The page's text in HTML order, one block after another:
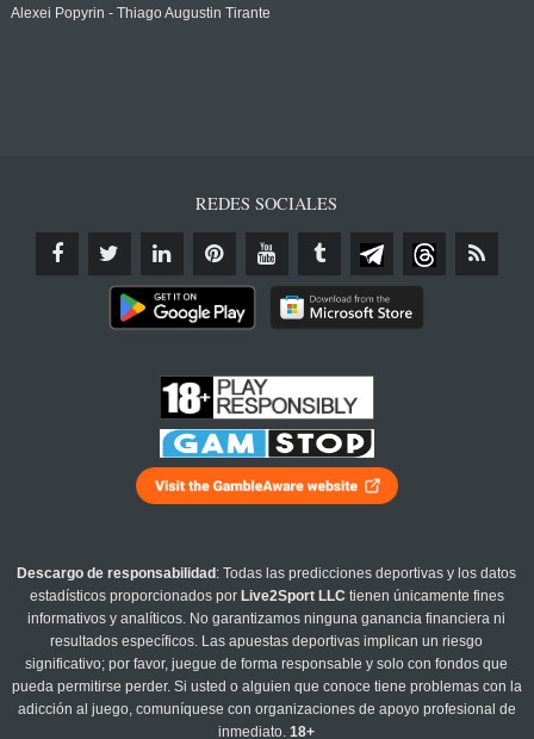
Alexei Popyrin - Thiago Augustin Tirante
REDES SOCIALES
Descargo de responsabilidad : Todas las predicciones deportivas y los datos
estadísticos proporcionados por Live2Sport LLC tienen únicamente fines
informativos y analíticos. No garantizamos ninguna ganancia financiera ni
resultados específicos. Las apuestas deportivas implican un riesgo
significativo; por favor, juegue de forma responsable y solo con fondos que
pueda permitirse perder. Si usted o alguien que conoce tiene problemas con la
adicción al juego, comuníquese con organizaciones de apoyo profesional de
inmediato.18+